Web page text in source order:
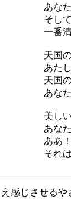
あな
そし
一番
天国
あた
天国
あな
美し
あな
ああ
それ
感じさせる